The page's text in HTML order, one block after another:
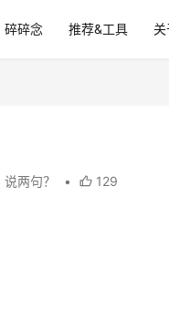
碎碎念 推荐&工具
说两句？ • 129